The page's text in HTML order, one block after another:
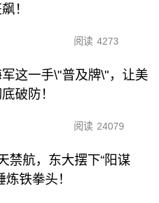
！
阅读 4273
这一手\"普及牌\"，让美
破防！
阅读 24079
禁航，东大摆下“阳谋
炼铁拳头！